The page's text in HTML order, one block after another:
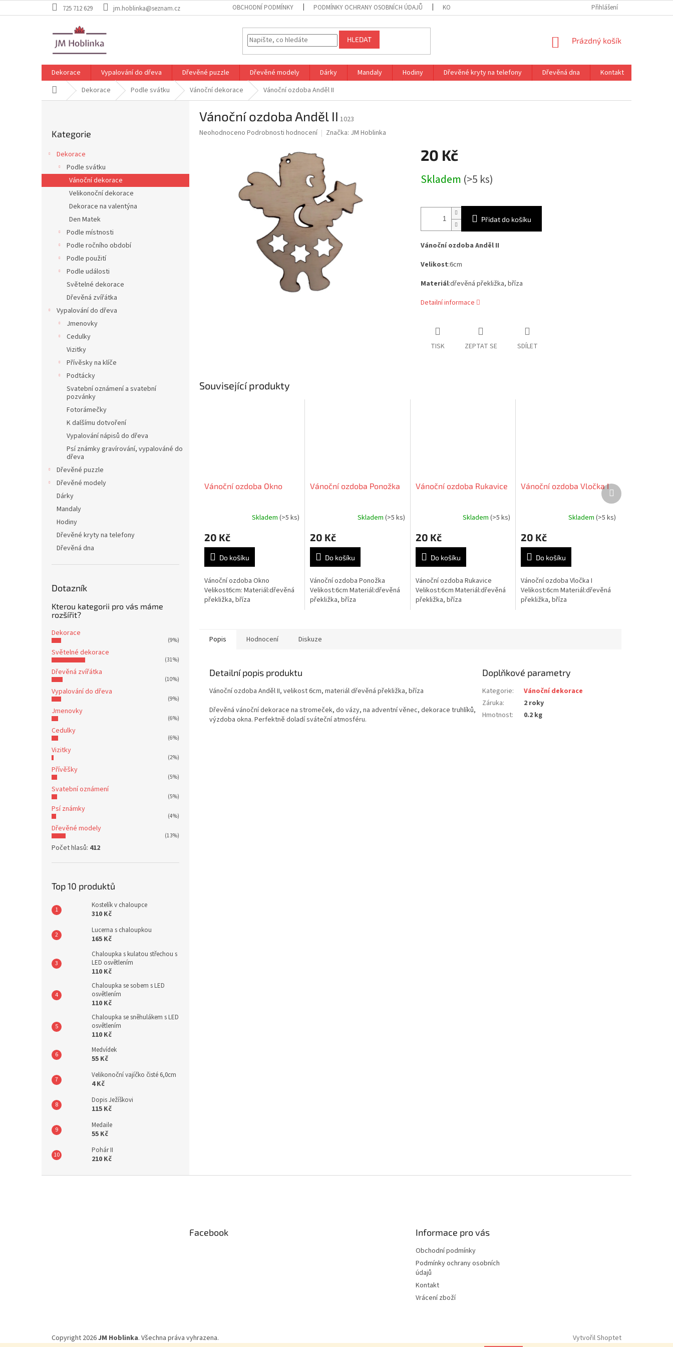
na
725 712 629 jm.hoblinka@seznam.cz OBCHODNÍ PODMÍNKY PODMÍNKY OCHRANY OSOBNÍCH ÚDAJŮ KONTAKT Přihlášení
HLEDAT
NÁKUPNÍ
Prázdný košík
Dekorace Vypalování do dřeva Dřevěné puzzle Dřevěné modely Dárky Mandaly Hodiny Dřevěné kryty na telefony Dřevěná dna
Kontakt
Domů Dekorace Podle svátku Vánoční dekorace Vánoční ozdoba Anděl II
n
kategorie
Kategorie
Dekorace
Podle svátku
Vánoční dekorace
Velikonoční dekorace
Dekorace na valentýna
Den Matek
Podle místnosti
Podle ročního období
Podle použití
Podle události
Světelné dekorace
Dřevěná zvířátka
Vypalování do dřeva
Jmenovky
Cedulky
Vizitky
Přívěsky na klíče
Podtácky
Svatební oznámení a svatební
pozvánky
Fotorámečky
K dalšímu dotvoření
Vypalování nápisů do dřeva
Psí známky gravírování, vypalováné do
dřeva
Dřevěné puzzle
Dřevěné modely
Dárky
Mandaly
Hodiny
Dřevěné kryty na telefony
Dřevěná dna
Dotazník
Kterou kategorii pro vás máme
rozšířit?
Dekorace
(9%)
Světelné dekorace
(31%)
Dřevěná zvířátka
(10%)
Vypalování do dřeva
(9%)
Jmenovky
(6%)
Cedulky
(6%)
Vizitky
(2%)
Přívěšky
(5%)
Svatební oznámení
(5%)
Psí známky
(4%)
Dřevěné modely
(13%)
Počet hlasů: 412
Top 10 produktů
Kostelík v chaloupce
310 Kč
Lucerna s chaloupkou
165 Kč
Chaloupka s kulatou střechou s
LED osvětlením
110 Kč
Chaloupka se sobem s LED
osvětlením
110 Kč
Chaloupka se sněhulákem s LED
osvětlením
110 Kč
Medvídek
55 Kč
Velikonoční vajíčko čisté 6,0cm
4 Kč
Dopis Ježíškovi
115 Kč
Medaile
55 Kč
Pohár II
210 Kč
Vánoční ozdoba Anděl II 1023
Průměrné
Neohodnoceno Podrobnosti hodnocení Značka: JM Hoblinka
20 Kč
cena:
Skladem (>5 ks)
Přidat do košíku
Vánoční ozdoba Anděl II
Velikost:6cm
Materiál:dřevěná překližka, bříza
Detailní informace
TISK ZEPTAT SE SDÍLET
Související produkty
Vánoční ozdoba Okno
Skladem (>5 ks)
20 Kč
Do košíku
Vánoční ozdoba Okno
Velikost6cm: Materiál:dřevěná
překližka, bříza
Vánoční ozdoba Ponožka
Skladem (>5 ks)
20 Kč
Do košíku
Vánoční ozdoba Ponožka
Velikost:6cm Materiál:dřevěná
překližka, bříza
Vánoční ozdoba Rukavice
Skladem(>5 ks)
20 Kč
Do košíku
Vánoční ozdoba Rukavice
Velikost:6cm Materiál:dřevěná
překližka, bříza
Vánoční ozdoba Vločka I
Skladem (>5 ks)
20 Kč
Do košíku
Vánoční ozdoba Vločka I
Velikost:6cm Materiál:dřevěná
překližka, bříza
Další
produkt
Popis Hodnocení Diskuze
Detailní popis produktu
Vánoční ozdoba Anděl II, velikost 6cm, materiál dřevěná překližka, bříza
Dřevěná vánoční dekorace na stromeček, do vázy, na adventní věnec, dekorace truhlíků,
výzdoba okna. Perfektně doladí sváteční atmosféru.
Doplňkové parametry
Kategorie:
Vánoční dekorace
Záruka:
2 roky
Hmotnost: 0.2 kg
Facebook Informace pro vás
Obchodní podmínky
Podmínky ochrany osobních
údajů
Kontakt
Vrácení zboží
Vytvořil Shoptet
Copyright 2026JM Hoblinka. Všechna práva vyhrazena.